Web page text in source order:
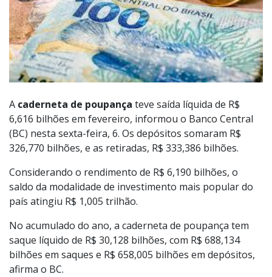
A caderneta de poupança teve saída líquida de R$
6,616 bilhões em fevereiro, informou o Banco Central
(BC) nesta sexta-feira, 6. Os depósitos somaram R$
326,770 bilhões, e as retiradas, R$ 333,386 bilhões.
Considerando o rendimento de R$ 6,190 bilhões, o
saldo da modalidade de investimento mais popular do
país atingiu R$ 1,005 trilhão.
No acumulado do ano, a caderneta de poupança tem
saque líquido de R$ 30,128 bilhões, com R$ 688,134
bilhões em saques e R$ 658,005 bilhões em depósitos,
afirma o BC.